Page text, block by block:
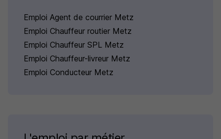
Emploi Agent de courrier Metz
Emploi Chauffeur routier Metz
Emploi Chauffeur SPL Metz
Emploi Chauffeur-livreur Metz
Emploi Conducteur Metz